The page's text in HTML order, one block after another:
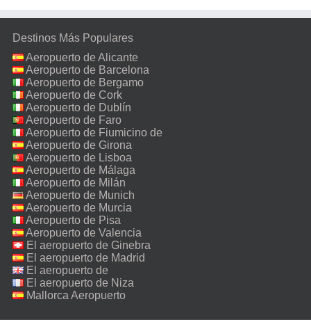
Destinos Más Populares
Aeropuerto de Alicante
Aeropuerto de Barcelona
Aeropuerto de Bergamo
Aeropuerto de Cork
Aeropuerto de Dublín
Aeropuerto de Faro
Aeropuerto de Fiumicino de
Roma
Aeropuerto de Girona
Aeropuerto de Lisboa
Aeropuerto de Málaga
Aeropuerto de Milán
Malpensa
Aeropuerto de Munich
Aeropuerto de Murcia
Aeropuerto de Pisa
Aeropuerto de Valencia
El aeropuerto de Ginebra
El aeropuerto de Madrid
El aeropuerto de
Manchester
El aeropuerto de Niza
Mallorca Aeropuerto